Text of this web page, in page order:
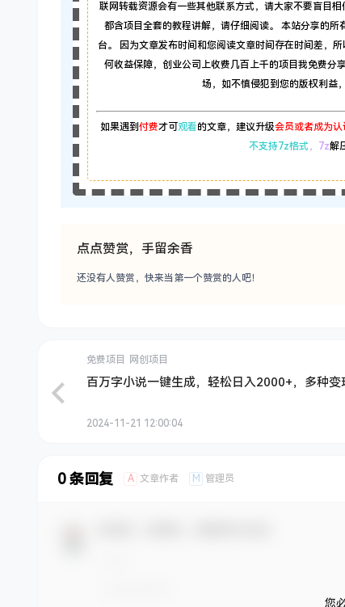
联网转载资源会有一些其他联系方式，请大家不要盲目
都含项目全套的教程讲解，请仔细阅读。 本站分享的
台。 因为文章发布时间和您阅读文章时间存在时间差，
何收益保障，创业公司上收费几百上千的项目我免费分
场，如不慎侵犯到您的版权利益
如果遇到 付费才可观看的文章，建议升级会员或者成为认
不支持7z格式 ，7z解
点点赞赏，手留余香
还没有人赞赏，快来当第一个赞赏的人吧！
免费项目 网创项目
百万字小说一键生成，轻松日入2000+，多种变
2024-11-21 12:00:04
0 条回复 A 文章作者 M 管理员
您